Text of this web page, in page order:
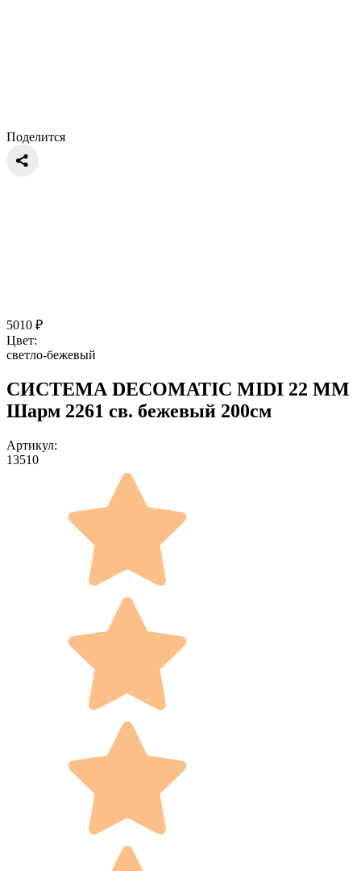
Поделится
5010 ₽
Цвет:
светло-бежевый
СИСТЕМА DECOMATIC MIDI 22 ММ
Шарм 2261 св. бежевый 200см
Артикул:
13510